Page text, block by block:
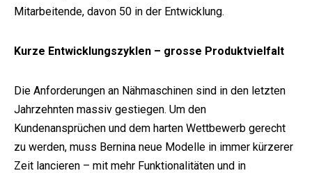
Mitarbeitende, davon 50 in der Entwicklung.
Kurze Entwicklungszyklen – grosse Produktvielfalt
Die Anforderungen an Nähmaschinen sind in den letzten
Jahrzehnten massiv gestiegen. Um den
Kundenansprüchen und dem harten Wettbewerb gerecht
zu werden, muss Bernina neue Modelle in immer kürzerer
Zeit lancieren – mit mehr Funktionalitäten und in